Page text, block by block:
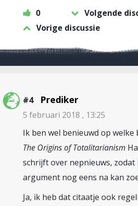
0
Volgende
Vorige discussie
#4 Prediker
5 februari 2018 , 13:25
Ik ben wel benieuwd op welke
The Origins of Totalitarianism
schrijft over nepnieuws, zodat
argument nog eens na kan
Ja, ik heb dat citaatje ook